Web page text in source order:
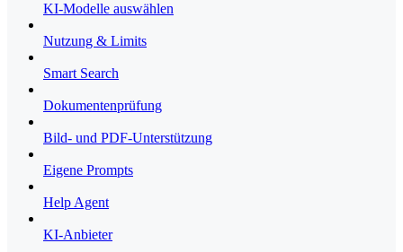
KI-Modelle auswählen
Nutzung & Limits
Smart Search
Dokumentenprüfung
Bild- und PDF-Unterstützung
Eigene Prompts
Help Agent
KI-Anbieter